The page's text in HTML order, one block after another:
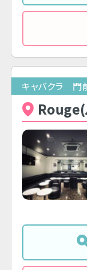
キャバクラ 門
Rouge(